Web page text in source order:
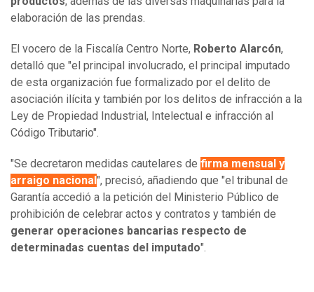
elaboración de las prendas.
El vocero de la Fiscalía Centro Norte, Roberto Alarcón,
detalló que "el principal involucrado, el principal imputado
de esta organización fue formalizado por el delito de
asociación ilícita y también por los delitos de infracción a la
Ley de Propiedad Industrial, Intelectual e infracción al
Código Tributario".
"Se decretaron medidas cautelares de firma mensual y
arraigo nacional ", precisó, añadiendo que "el tribunal de
Garantía accedió a la petición del Ministerio Público de
prohibición de celebrar actos y contratos y también de
generar operaciones bancarias respecto de
determinadas cuentas del imputado".